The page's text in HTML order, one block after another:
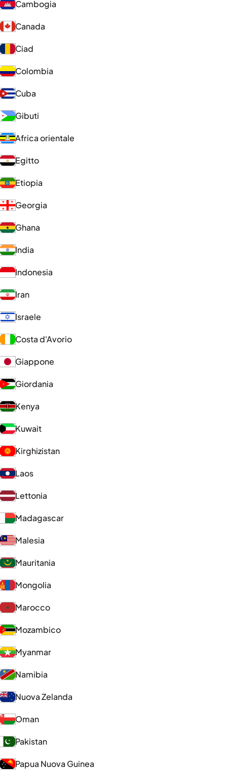
Cambogia
Canada
Ciad
Colombia
Cuba
Gibuti
Africa orientale
Egitto
Etiopia
Georgia
Ghana
India
Indonesia
Iran
Israele
Costa d'Avorio
Giappone
Giordania
Kenya
Kuwait
Kirghizistan
Laos
Lettonia
Madagascar
Malesia
Mauritania
Mongolia
Marocco
Mozambico
Myanmar
Namibia
Nuova Zelanda
Oman
Pakistan
Papua Nuova Guinea